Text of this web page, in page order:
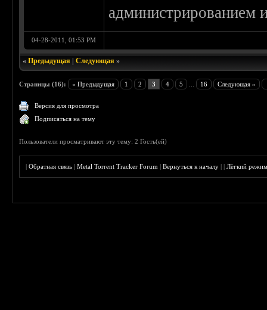
администрированием
04-28-2011, 01:53 PM
«Предыдущая |Следующая »
Страницы (16): « Предыдущая 1 2 3 4 5 16 Следующая »
Версия для просмотра
Подписаться на тему
Пользователи просматривают эту тему: 2 Гость(ей)
|Обратная связь |Metal Torrent Tracker Forum |Вернуться к началу ||Лёгкий